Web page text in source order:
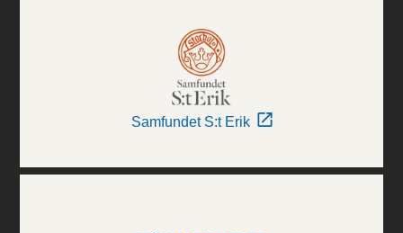
Samfundet S:t Erik